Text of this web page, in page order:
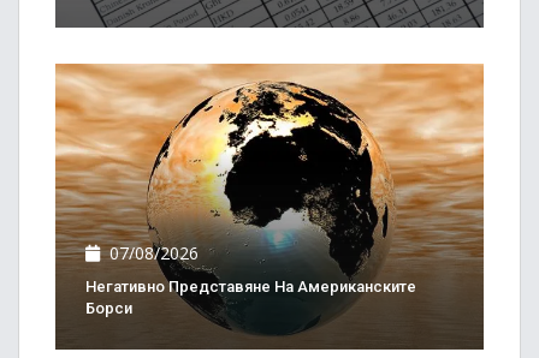
07/08/2026
Негативно Представяне На Американските
Борси